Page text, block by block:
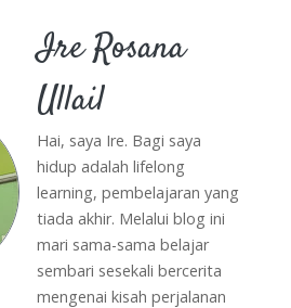
Ire Rosana
Ullail
Hai, saya Ire. Bagi saya
hidup adalah lifelong
learning, pembelajaran yang
tiada akhir. Melalui blog ini
mari sama-sama belajar
sembari sesekali bercerita
mengenai kisah perjalanan